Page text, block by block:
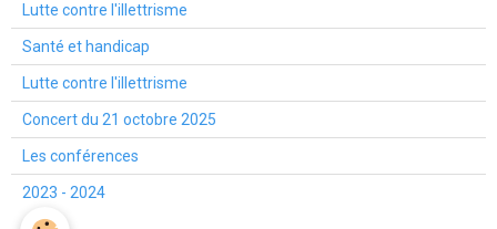
Lutte contre l'illettrisme
Santé et handicap
Lutte contre l'illettrisme
Concert du 21 octobre 2025
Les conférences
2023 - 2024